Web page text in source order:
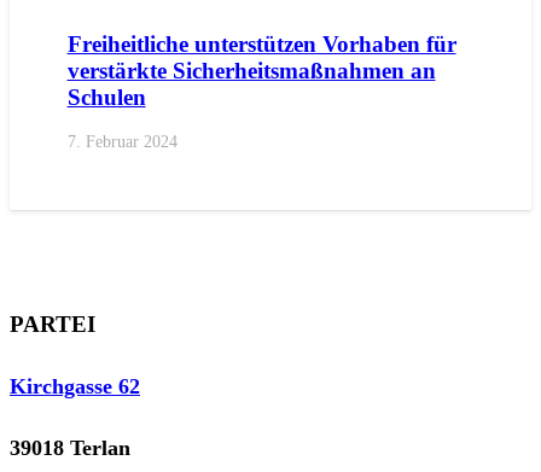
Freiheitliche unterstützen Vorhaben für
verstärkte Sicherheitsmaßnahmen an
Schulen
7. Februar 2024
PARTEI
Kirchgasse 62
39018 Terlan